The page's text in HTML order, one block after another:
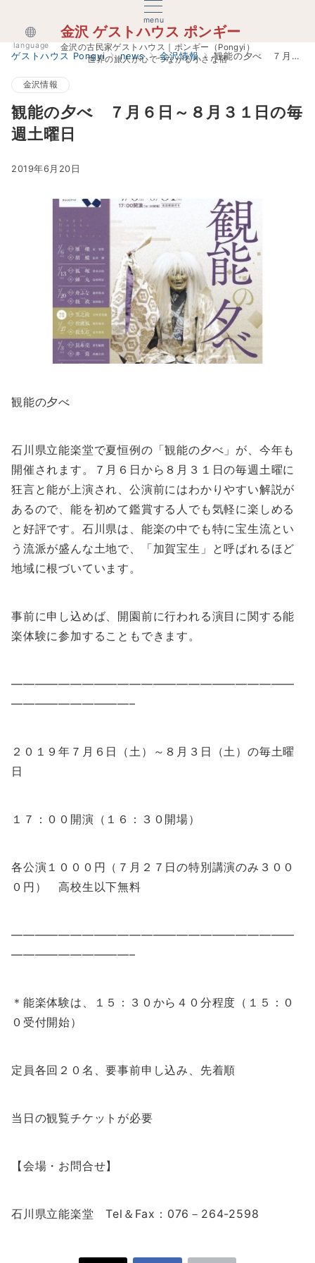
menu
金沢 ゲストハウス ポンギー
金沢の古民家ゲストハウス｜ポンギー（Pongyi）
世界の旅人が心でつながる小さな宿
language
ゲストハウス Pongyi news 金沢情報 観能の夕べ ７月６日～８月３１日の毎週土曜日
金沢情報
観能の夕べ ７月６日～８月３１日の毎
週土曜日
2019年6月20日
観能の夕べ
石川県立能楽堂で夏恒例の「観能の夕べ」が、今年も
開催されます。７月６日から８月３１日の毎週土曜に
狂言と能が上演され、公演前にはわかりやすい解説が
あるので、能を初めて鑑賞する人でも気軽に楽しめる
と好評です。石川県は、能楽の中でも特に宝生流とい
う流派が盛んな土地で、「加賀宝生」と呼ばれるほど
地域に根づいています。
事前に申し込めば、開園前に行われる演目に関する能
楽体験に参加することもできます。
————————————————————————
——————————–
２０１９年７月６日（土）～８月３日（土）の毎土曜
日
１７：００開演（１６：３０開場）
各公演１０００円（７月２７日の特別講演のみ３００
０円） 高校生以下無料
————————————————————————
——————————–
＊能楽体験は、１５：３０から４０分程度（１５：０
０受付開始）
定員各回２０名、要事前申し込み、先着順
当日の観覧チケットが必要
【会場・お問合せ】
石川県立能楽堂 Tel＆Fax：076－264-2598